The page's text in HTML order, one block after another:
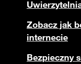
Zobacz jak
internecie
Bezpieczny